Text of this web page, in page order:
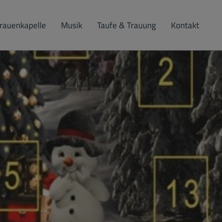
Musik Taufe & Trauung Kontakt